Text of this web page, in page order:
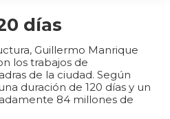
días
Guillermo Manrique
los trabajos de
de la ciudad. Según
duración de 120 días y un
84 millones de